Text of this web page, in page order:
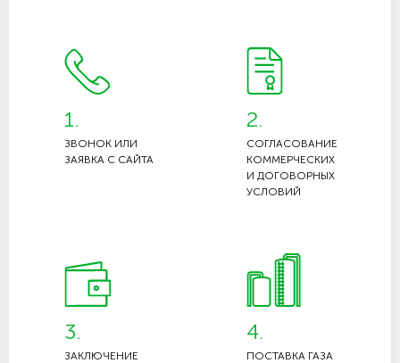
1.
ЗВОНОК ИЛИ
ЗАЯВКА С САЙТА
2.
СОГЛАСОВАНИЕ
КОММЕРЧЕСКИХ
И ДОГОВОРНЫХ
УСЛОВИЙ
3.
ЗАКЛЮЧЕНИЕ
4.
ПОСТАВКА ГАЗА